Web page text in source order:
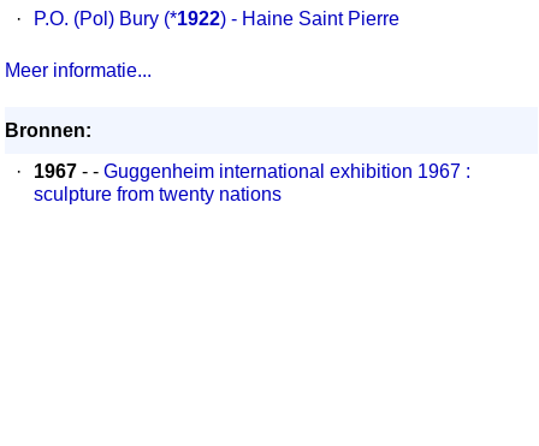
·
P.O. (Pol) Bury (*1922) - Haine Saint Pierre
Meer informatie...
Bronnen:
·
1967 - - Guggenheim international exhibition 1967 :
sculpture from twenty nations